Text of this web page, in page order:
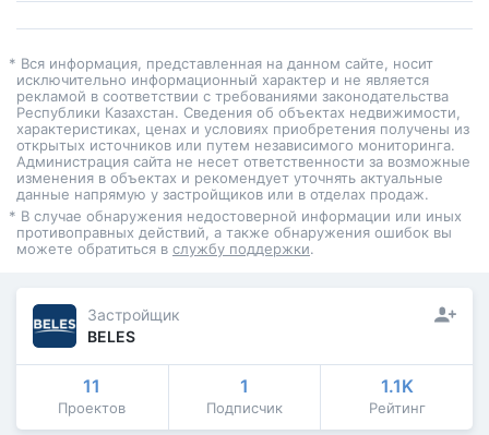
* Вся информация, представленная на данном сайте, носит
исключительно информационный характер и не является
рекламой в соответствии с требованиями законодательства
Республики Казахстан. Сведения об объектах недвижимости,
характеристиках, ценах и условиях приобретения получены из
открытых источников или путем независимого мониторинга.
Администрация сайта не несет ответственности за возможные
изменения в объектах и рекомендует уточнять актуальные
данные напрямую у застройщиков или в отделах продаж.
* В случае обнаружения недостоверной информации или иных
противоправных действий, а также обнаружения ошибок вы
можете обратиться в службу поддержки.
Застройщик
BELES
11
Проектов
1
Подписчик
1.1K
Рейтинг